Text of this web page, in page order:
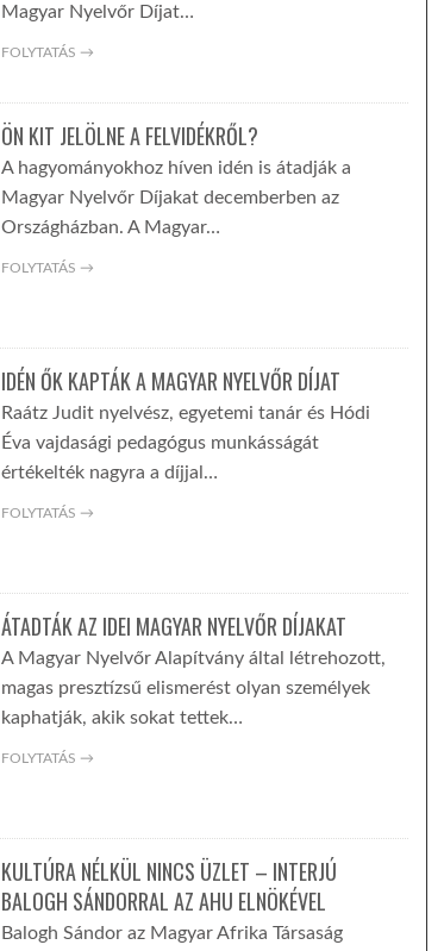
Magyar Nyelvőr Díjat…
FOLYTATÁS →
ÖN KIT JELÖLNE A FELVIDÉKRŐL?
A hagyományokhoz híven idén is átadják a
Magyar Nyelvőr Díjakat decemberben az
Országházban. A Magyar…
FOLYTATÁS →
IDÉN ŐK KAPTÁK A MAGYAR NYELVŐR DÍJAT
Raátz Judit nyelvész, egyetemi tanár és Hódi
Éva vajdasági pedagógus munkásságát
értékelték nagyra a díjjal…
FOLYTATÁS →
ÁTADTÁK AZ IDEI MAGYAR NYELVŐR DÍJAKAT
A Magyar Nyelvőr Alapítvány által létrehozott,
magas presztízsű elismerést olyan személyek
kaphatják, akik sokat tettek…
FOLYTATÁS →
KULTÚRA NÉLKÜL NINCS ÜZLET – INTERJÚ
BALOGH SÁNDORRAL AZ AHU ELNÖKÉVEL
Balogh Sándor az Magyar Afrika Társaság